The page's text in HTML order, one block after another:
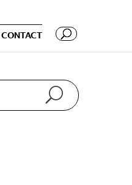
CONTACT